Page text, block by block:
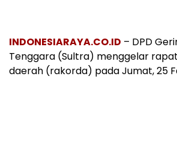
INDONESIARAYA.CO.ID – DPD
Tenggara (Sultra) menggelar
daerah (rakorda) pada Jumat, 25